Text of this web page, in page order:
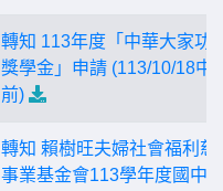
轉知 113年度「中華大家功
獎學金」申請 (113/10/18中
前)
轉知 賴樹旺夫婦社會福利慈
事業基金會113學年度國中